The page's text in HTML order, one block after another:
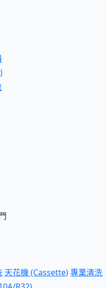
天花機 (Cassette)專業清洗